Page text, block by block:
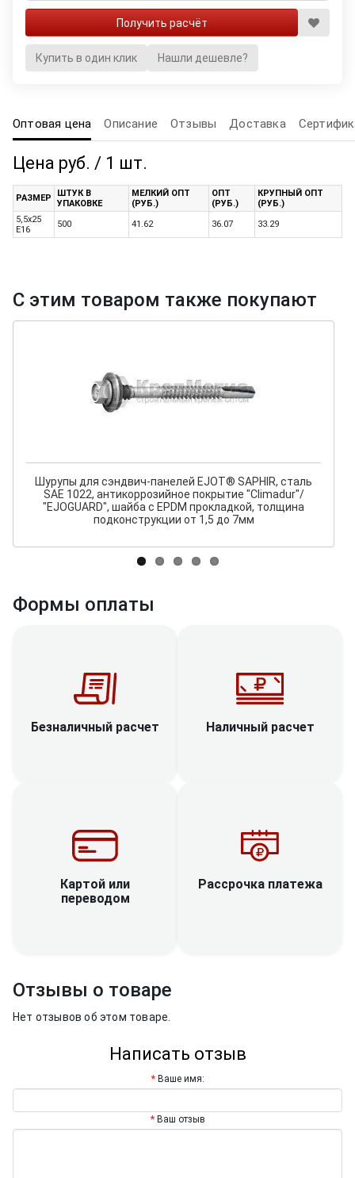
Купить в один клик Нашли дешевле?
Оптовая цена Описание Отзывы Доставка
Цена руб. / 1 шт.
РАЗМЕР
ШТУК В
УПАКОВКЕ
МЕЛКИЙ ОПТ
(РУБ.)
ОПТ
(РУБ.)
КРУПНЫЙ ОПТ
(РУБ.)
5,5x25
E16
500 41.62 36.07 33.29
С этим товаром также покупают
Шурупы для сэндвич-панелей EJOT® SAPHIR, сталь
SAE 1022, антикоррозийное покрытие "Сlimadur"/
"EJOGUARD", шайба с EPDM прокладкой, толщина
подконструкции от 1,5 до 7мм
Формы оплаты
Безналичный расчет Наличный расчет
Картой или
переводом
Рассрочка платежа
Отзывы о товаре
Нет отзывов об этом товаре.
Написать отзыв
Ваше имя:
Ваш отзыв